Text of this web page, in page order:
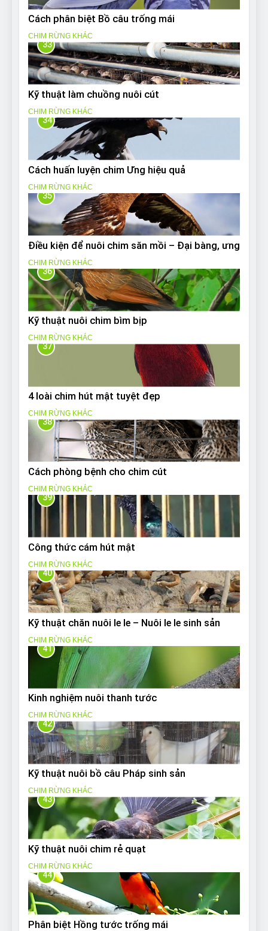
Cách phân biệt Bồ câu trống mái
CHIM RỪNG KHÁC
33
Kỹ thuật làm chuồng nuôi cút
CHIM RỪNG KHÁC
34
Cách huấn luyện chim Ưng hiệu quả
CHIM RỪNG KHÁC
35
Điều kiện để nuôi chim săn mồi – Đại bàng, ưng
CHIM RỪNG KHÁC
36
Kỹ thuật nuôi chim bìm bịp
CHIM RỪNG KHÁC
37
4 loài chim hút mật tuyệt đẹp
CHIM RỪNG KHÁC
38
Cách phòng bệnh cho chim cút
CHIM RỪNG KHÁC
39
Công thức cám hút mật
CHIM RỪNG KHÁC
40
Kỹ thuật chăn nuôi le le – Nuôi le le sinh sản
CHIM RỪNG KHÁC
41
Kinh nghiệm nuôi thanh tước
CHIM RỪNG KHÁC
42
Kỹ thuật nuôi bồ câu Pháp sinh sản
CHIM RỪNG KHÁC
43
Kỹ thuật nuôi chim rẻ quạt
CHIM RỪNG KHÁC
44
Phân biệt Hồng tước trống mái